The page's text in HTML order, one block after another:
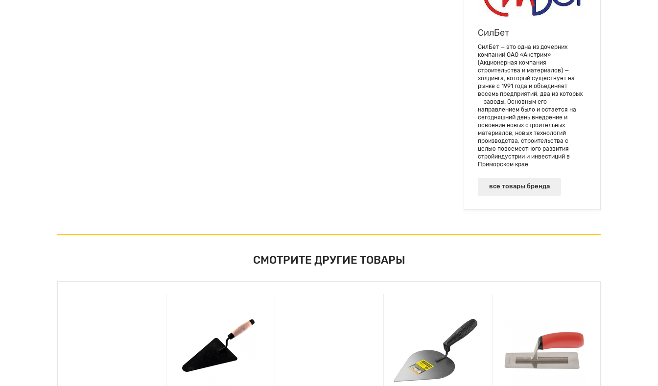
СилБет
СилБет — это одна из дочерних
компаний ОАО «Акстрим»
(Акционерная компания
строительства и материалов) —
холдинга, который существует на
рынке с 1991 года и объединяет
восемь предприятий, два из которых
— заводы. Основным его
направлением было и остается на
сегодняшний день внедрение и
освоение новых строительных
материалов, новых технологий
производства, строительства с
целью повсеместного развития
стройиндустрии и инвестиций в
Приморском крае.
все товары бренда
СМОТРИТЕ ДРУГИЕ ТОВАРЫ